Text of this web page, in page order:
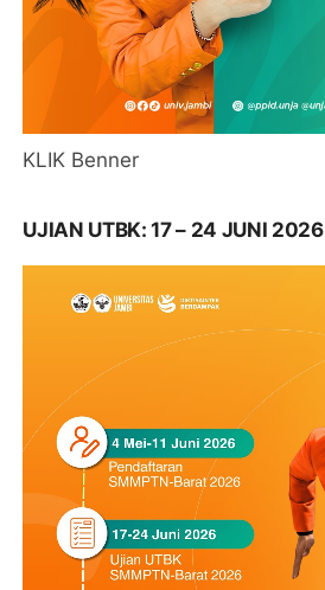
KLIK Benner
UJIAN UTBK: 17 – 24 JUNI 2026